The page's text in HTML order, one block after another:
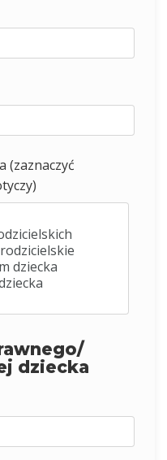
(zaznaczyć
dziecka
dziecka